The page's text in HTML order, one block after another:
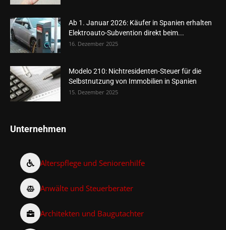
Ab 1. Januar 2026: Käufer in Spanien erhalten
Elektroauto-Subvention direkt beim...
16. Dezember 2025
Modelo 210: Nichtresidenten-Steuer für die
Selbstnutzung von Immobilien in Spanien
15. Dezember 2025
Unternehmen
Alterspflege und Seniorenhilfe
Anwälte und Steuerberater
Architekten und Baugutachter